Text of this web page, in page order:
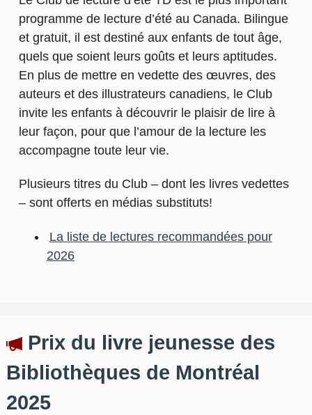
programme de lecture d’été au Canada. Bilingue
et gratuit, il est destiné aux enfants de tout âge,
quels que soient leurs goûts et leurs aptitudes.
En plus de mettre en vedette des œuvres, des
auteurs et des illustrateurs canadiens, le Club
invite les enfants à découvrir le plaisir de lire à
leur façon, pour que l’amour de la lecture les
accompagne toute leur vie.
Plusieurs titres du Club – dont les livres vedettes
– sont offerts en médias substituts!
La liste de lectures recommandées pour
2026
Prix du livre jeunesse des
Bibliothèques de Montréal
2025